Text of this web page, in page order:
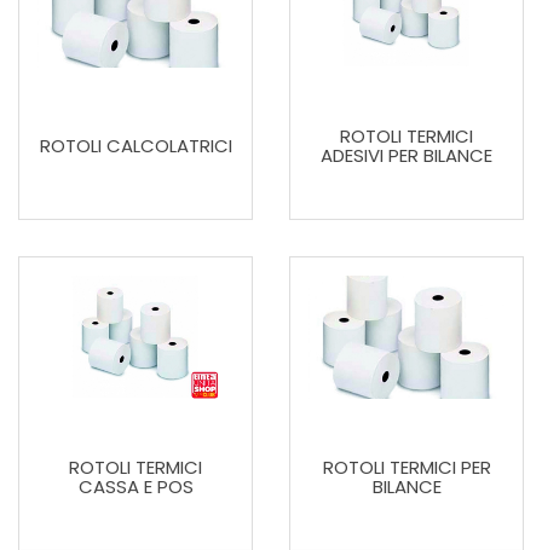
ROTOLI CALCOLATRICI ROTOLI TERMICI
ADESIVI PER BILANCE
ROTOLI TERMICI
CASSA E POS
ROTOLI TERMICI PER
BILANCE